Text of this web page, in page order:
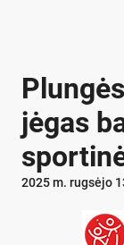
jėgas
2025 m. rugsėjo